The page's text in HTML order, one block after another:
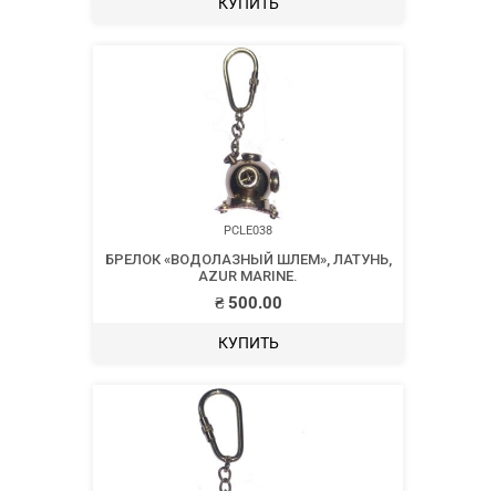
PCLE038
БРЕЛОК «ВОДОЛАЗНЫЙ ШЛЕМ», ЛАТУНЬ,
AZUR MARINE.
₴500.00
КУПИТЬ